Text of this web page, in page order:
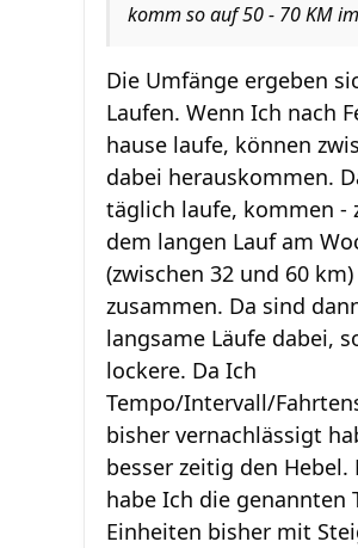
komm so auf 50 - 70 KM
Die Umfänge ergeben
Laufen. Wenn Ich nach
hause laufe, können
dabei herauskommen.
täglich laufe, kommen -
dem langen Lauf am
(zwischen 32 und 60
zusammen. Da sind
langsame Läufe dabei,
lockere. Da Ich
Tempo/Intervall/
bisher vernachlässigt
besser zeitig den Hebel.
habe Ich die genannten
Einheiten bisher mit